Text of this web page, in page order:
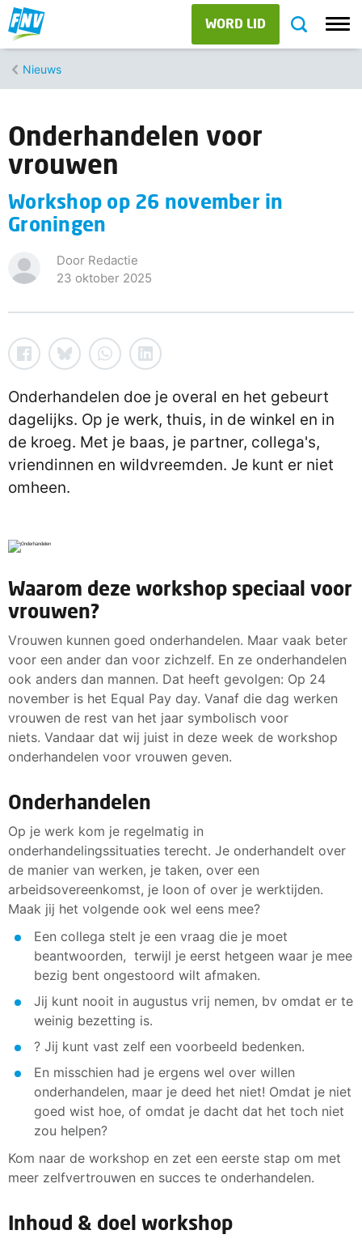
WORD LID
Nieuws
Onderhandelen voor
vrouwen
Workshop op 26 november in
Groningen
Door Redactie
23 oktober 2025
Onderhandelen doe je overal en het gebeurt
dagelijks. Op je werk, thuis, in de winkel en in
de kroeg. Met je baas, je partner, collega's,
vriendinnen en wildvreemden. Je kunt er niet
omheen.
Waarom deze workshop speciaal voor
vrouwen?
Vrouwen kunnen goed onderhandelen. Maar vaak beter
voor een ander dan voor zichzelf. En ze onderhandelen
ook anders dan mannen. Dat heeft gevolgen: Op 24
november is het Equal Pay day. Vanaf die dag werken
vrouwen de rest van het jaar symbolisch voor
niets. Vandaar dat wij juist in deze week de workshop
onderhandelen voor vrouwen geven.
Onderhandelen
Op je werk kom je regelmatig in
onderhandelingssituaties terecht. Je onderhandelt over
de manier van werken, je taken, over een
arbeidsovereenkomst, je loon of over je werktijden.
Maak jij het volgende ook wel eens mee?
Een collega stelt je een vraag die je moet
beantwoorden, terwijl je eerst hetgeen waar je mee
bezig bent ongestoord wilt afmaken.
Jij kunt nooit in augustus vrij nemen, bv omdat er te
weinig bezetting is.
? Jij kunt vast zelf een voorbeeld bedenken.
En misschien had je ergens wel over willen
onderhandelen, maar je deed het niet! Omdat je niet
goed wist hoe, of omdat je dacht dat het toch niet
zou helpen?
Kom naar de workshop en zet een eerste stap om met
meer zelfvertrouwen en succes te onderhandelen.
Inhoud & doel workshop